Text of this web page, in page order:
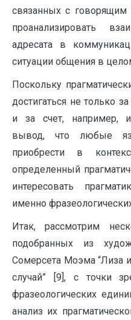
связанных с говорящим
проанализировать
адресата в
ситуации общения в
Поскольку
достигаться не только
и за счет, например,
вывод, что любые
приобрести в
определенный
интересовать
именно
Итак, рассмотрим
подобранных из
Сомерсета Моэма “Лиза
случай” [9], с точки
фразеологических
анализ их